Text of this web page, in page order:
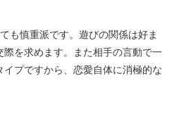
も慎重派です。遊びの関係は好ま
を求めます。また相手の言動で一
プですから、恋愛自体に消極的な